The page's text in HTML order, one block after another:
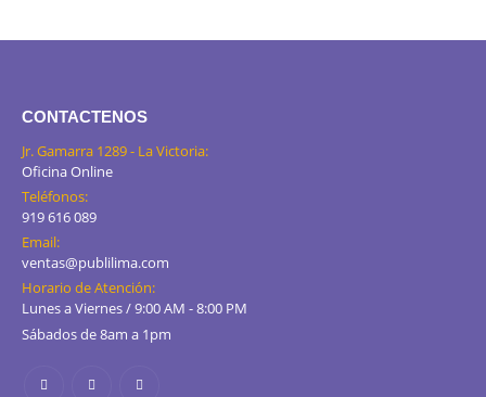
CONTACTENOS
Jr. Gamarra 1289 - La Victoria:
Oficina Online
Teléfonos:
919 616 089
Email:
ventas@publilima.com
Horario de Atención:
Lunes a Viernes / 9:00 AM - 8:00 PM
Sábados de 8am a 1pm